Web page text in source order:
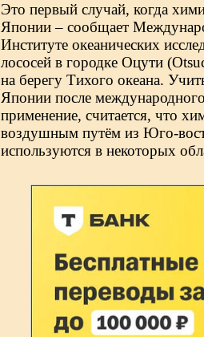
Это первый случай, когда
Японии – сообщает
Институте океанических
лососей в городке Оцути
на берегу Тихого океана.
Японии после
применение, считается, что
воздушным путём из Юго-
используются в некоторых